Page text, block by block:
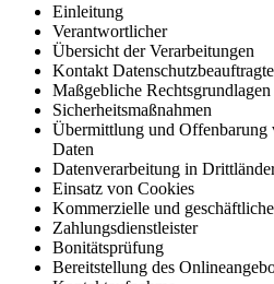
Einleitung
Verantwortlicher
Übersicht der Verarbeitungen
Kontakt
Maßgebliche Rechtsgrundlagen
Sicherheitsmaßnahmen
Übermittlung und Offenbarung
Daten
Datenverarbeitung in
Einsatz von Cookies
Kommerzielle und
Zahlungsdienstleister
Bonitätsprüfung
Bereitstellung des